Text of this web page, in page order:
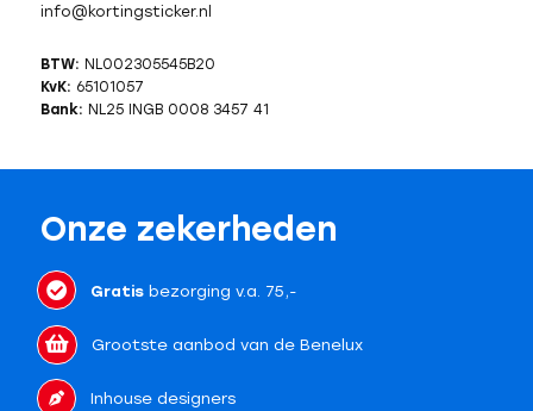
info@kortingsticker.nl
BTW: NL002305545B20
KvK: 65101057
Bank: NL25 INGB 0008 3457 41
Onze zekerheden
Gratisbezorging v.a. 75,-
Grootste aanbod van de Benelux
Inhouse designers